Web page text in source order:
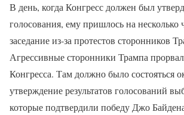
В день, когда Конгресс должен был
голосования, ему пришлось на несколько
заседание из-за протестов сторонников
Агрессивные сторонники Трампа
Конгресса. Там должно было состояться
утверждение результатов голосований
которые подтвердили победу Джо